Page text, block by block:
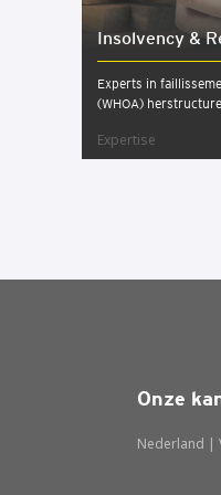
Insol­ven­cy &
Experts in
(WHOA)
Expertise
Onze
Nederland |